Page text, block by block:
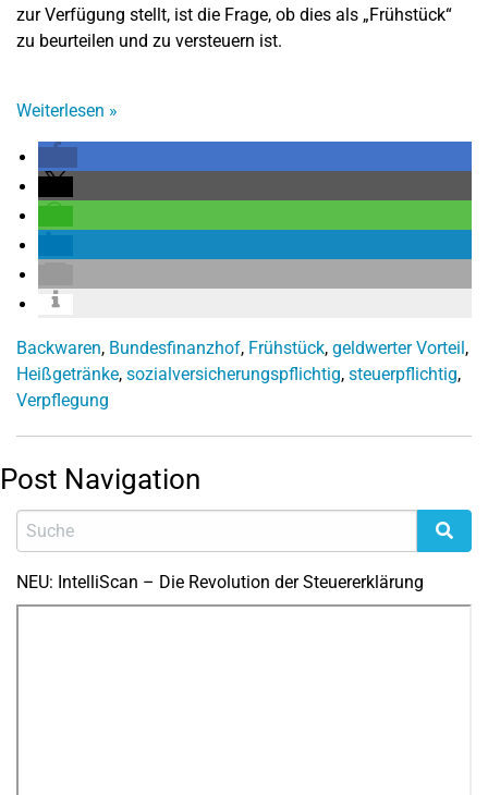
zur Verfügung stellt, ist die Frage, ob dies als „Frühstück“
zu beurteilen und zu versteuern ist.
Weiterlesen »
Backwaren, Bundesfinanzhof, Frühstück, geldwerter Vorteil,
Heißgetränke, sozialversicherungspflichtig, steuerpflichtig,
Verpflegung
Post Navigation
NEU: IntelliScan – Die Revolution der Steuererklärung